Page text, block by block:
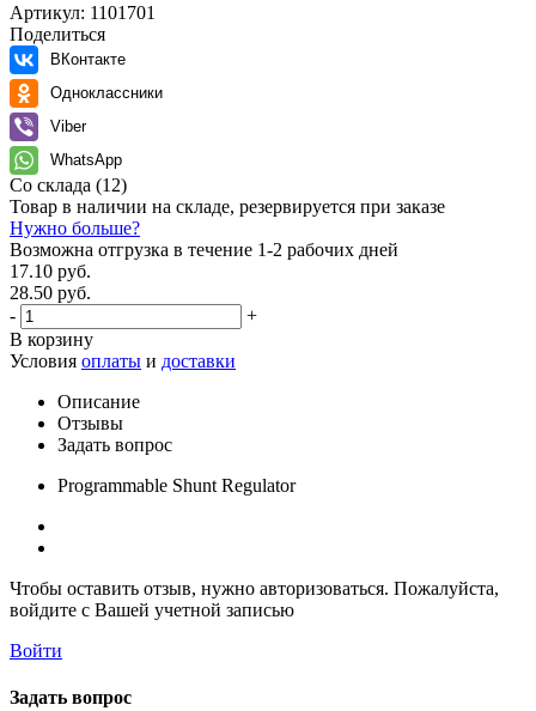
Артикул: 1101701
Поделиться
ВКонтакте
Одноклассники
Viber
WhatsApp
Со склада (12)
Товар в наличии на складе, резервируется при заказе
Нужно больше?
Возможна отгрузка в течение 1-2 рабочих дней
17.10 руб.
28.50 руб.
-
+
В корзину
Условия оплаты и доставки
Описание
Отзывы
Задать вопрос
Programmable Shunt Regulator
Чтобы оставить отзыв, нужно авторизоваться. Пожалуйста,
войдите с Вашей учетной записью
Войти
Задать вопрос